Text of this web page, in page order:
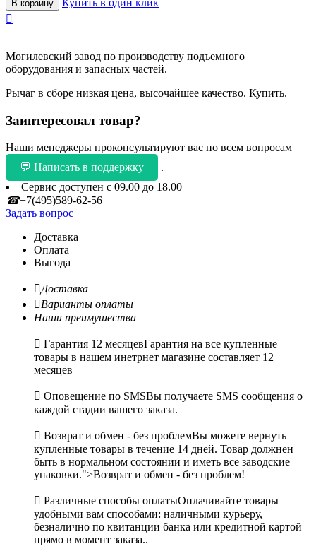
В корзину

Могилевский завод по производству подъемного
оборудования и запасных частей.
Рычаг в сборе низкая цена, высочайшее качество. Купить.
Заинтересовал товар?
Наши менеджеры проконсультируют вас по всем вопросам
💬 Написать в поддержку
.
Сервис доступен с 09.00 до 18.00
☎+7(495)589-62-56
Задать вопрос
Доставка
Оплата
Выгода
Доставка
Варианты оплаты
Наши преимушества
 Гарантия 12 месяцевГарантия на все купленные
товары в нашем инетрнет магазине составляет 12
месяцев
 Оповещение по SMSВы получаете SMS сообщения о
каждой стадии вашего заказа.
 Возврат и обмен - без проблемВы можете вернуть
купленные товары в течение 14 дней. Товар должнен
быть в нормальном состоянии и иметь все заводские
упаковки.">Возврат и обмен - без проблем!
 Различные способы оплатыОплачивайте товары
удобными вам способами: наличными курьеру,
безналично по квитанции банка или кредитной картой
прямо в момент заказа..